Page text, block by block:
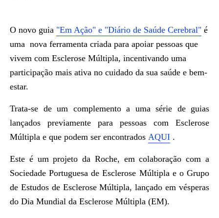
O novo guia "Em Ação" e "Diário de Saúde Cerebral" é
uma nova ferramenta criada para apoiar pessoas que
vivem com Esclerose Múltipla, incentivando uma
participação mais ativa no cuidado da sua saúde e bem-
estar.
Trata-se de um complemento a uma série de guias
lançados previamente para pessoas com Esclerose
Múltipla e que podem ser encontrados AQUI .
Este é um projeto da Roche, em colaboração com a
Sociedade Portuguesa de Esclerose Múltipla e o Grupo
de Estudos de Esclerose Múltipla, lançado em vésperas
do Dia Mundial da Esclerose Múltipla (EM).